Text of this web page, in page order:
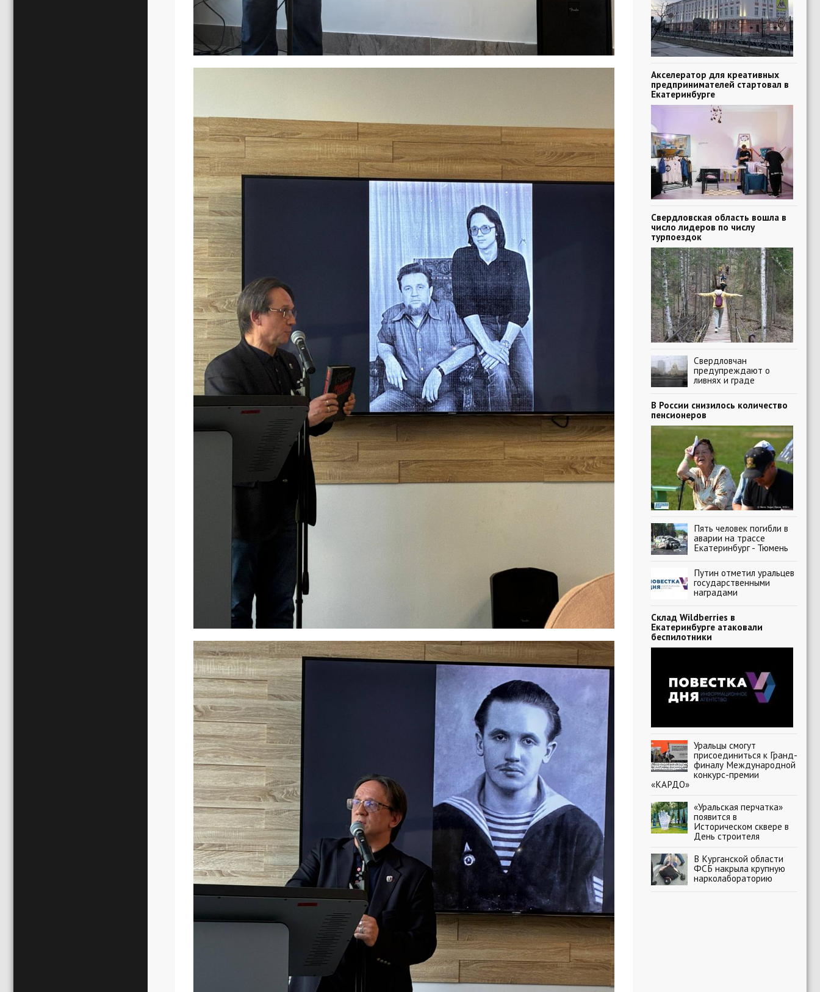
Акселератор для креативных
предпринимателей стартовал в
Екатеринбурге
Свердловская область вошла в
число лидеров по числу
турпоездок
Свердловчан
предупреждают о
ливнях и граде
В России снизилось количество
пенсионеров
Пять человек погибли в
аварии на трассе
Екатеринбург - Тюмень
Путин отметил уральцев
государственными
наградами
Склад Wildberries в
Екатеринбурге атаковали
беспилотники
Уральцы смогут
присоединиться к Гранд-
финалу Международной
конкурс-премии
«КАРДО»
«Уральская перчатка»
появится в
Историческом сквере в
День строителя
В Курганской области
ФСБ накрыла крупную
нарколабораторию